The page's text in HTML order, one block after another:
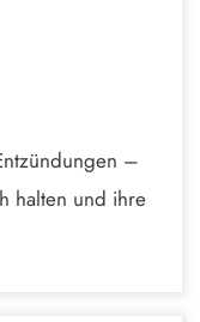
–
halten und ihre